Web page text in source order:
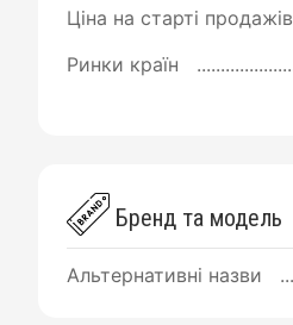
Ціна на старті продажів
Ринки країн
Бренд та модель
Альтернативні назви